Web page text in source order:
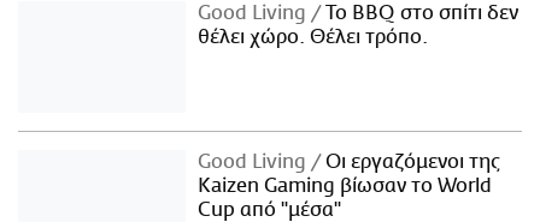
Good Living
Το BBQ στο σπίτι δεν
θέλει χώρο. Θέλει τρόπο.
Good Living
Οι εργαζόμενοι της
Kaizen Gaming βίωσαν το World
Cup από "μέσα"